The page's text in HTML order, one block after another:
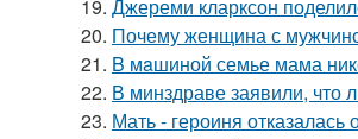
19. Джереми кларксон
20. Почему женщина с
21. B мaшиной семье мама
22. В минздраве заявили, что
23. Мать - героиня отказалась